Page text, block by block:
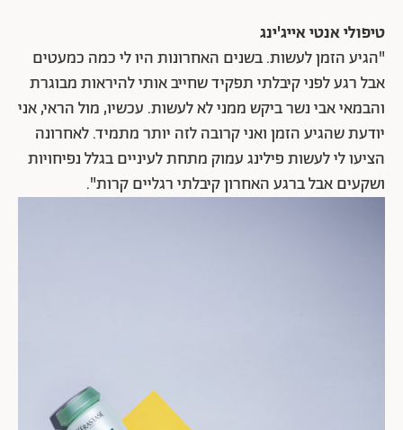
טיפולי אנטי אייג'ינג
"הגיע הזמן לעשות. בשנים האחרונות היו לי כמה כמעטים
אבל רגע לפני קיבלתי תפקיד שחייב אותי להיראות מבוגרת
והבמאי אבי נשר ביקש ממני לא לעשות. עכשיו, מול הראי, אני
יודעת שהגיע הזמן ואני קרובה לזה יותר מתמיד. לאחרונה
הציעו לי לעשות פילינג עמוק מתחת לעיניים בגלל נפיחויות
ושקעים אבל ברגע האחרון קיבלתי רגליים קרות".